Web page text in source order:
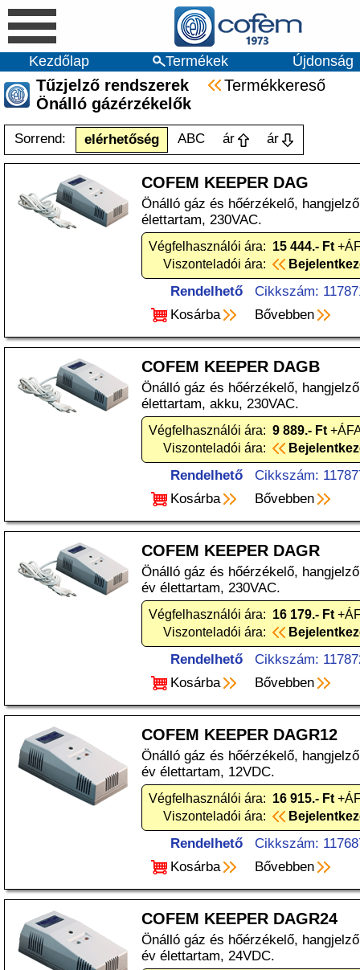
Kezdőlap Termékek Újdonság
Tűzjelző rendszerek
Termékkereső
Önálló gázérzékelők
Sorrend: elérhetőség ABC ár ár
COFEM KEEPER DAG
Önálló gáz és hőérzékelő,
élettartam, 230VAC.
Végfelhasználói ára: 15 444.- Ft
Viszonteladói ára:
Rendelhető
Cikkszám:
Kosárba
Bővebben
COFEM KEEPER DAGB
Önálló gáz és hőérzékelő,
élettartam, akku, 230VAC.
Végfelhasználói ára: 9 889.- Ft
Viszonteladói ára:
Rendelhető
Cikkszám:
Kosárba
Bővebben
COFEM KEEPER DAGR
Önálló gáz és hőérzékelő,
év élettartam, 230VAC.
Végfelhasználói ára: 16 179.- Ft
Viszonteladói ára:
Rendelhető
Cikkszám:
Kosárba
Bővebben
COFEM KEEPER DAGR12
Önálló gáz és hőérzékelő,
év élettartam, 12VDC.
Végfelhasználói ára: 16 915.- Ft
Viszonteladói ára:
Rendelhető
Cikkszám:
Kosárba
Bővebben
COFEM KEEPER DAGR24
Önálló gáz és hőérzékelő,
év élettartam, 24VDC.